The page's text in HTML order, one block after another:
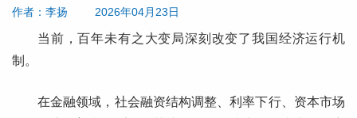
作者 ：李扬 2026年04月23日
当前，百年未有之大变局深刻改变了我国经济运行机
制。
在金融领域，社会融资结构调整、利率下行、资本市场